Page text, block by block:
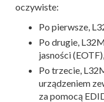
oczywiste:
Po pierwsze,
Po drugie,
jasności
Po trzecie,
urządzeniem
za pomocą